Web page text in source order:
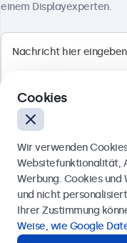
Berliner Allee
Deutsch
einem Displayexperten.
Rufen Sie
Cookies
Wir verwenden
Websitefunktionalität,
Werbung. Cookies und
und nicht
Ihrer Zustimmung
Weise, wie Google